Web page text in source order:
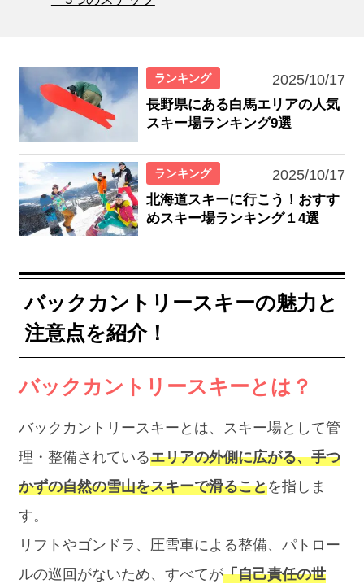
ランキング 2025/10/17
長野県にある白馬エリアの人気
スキー場ランキング9選
ランキング 2025/10/17
北海道スキーに行こう！おすす
めスキー場ランキング１4選
バックカントリースキーの魅力と
注意点を紹介！
バックカントリースキーとは？
バックカントリースキーとは、スキー場として管
理・整備されているエリアの外側に広がる、手つ
かずの自然の雪山をスキーで滑ることを指しま
す。
リフトやゴンドラ、圧雪車による整備、パトロー
ルの巡回がないため、すべてが「自己責任の世